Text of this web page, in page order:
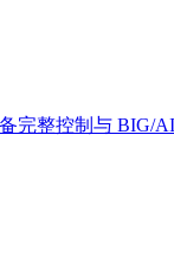
完整控制与